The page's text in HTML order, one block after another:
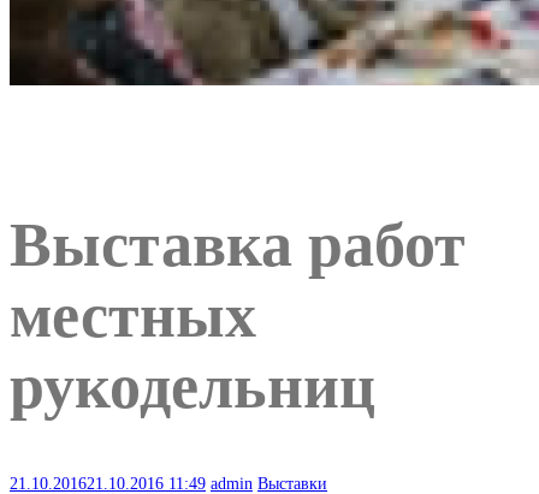
Выставка работ
местных
рукодельниц
21.10.201621.10.2016 11:49 admin Выставки